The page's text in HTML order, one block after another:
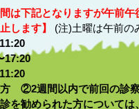
間は下記となりますが午前
します】
(注)土曜は午前の
17:20
②2週間以内で前回の診
を勧められた方については、